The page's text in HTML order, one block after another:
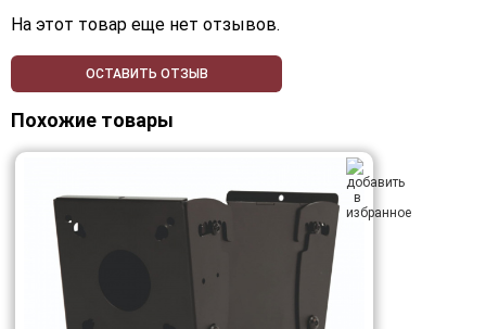
На этот товар еще нет отзывов.
ОСТАВИТЬ ОТЗЫВ
Похожие товары